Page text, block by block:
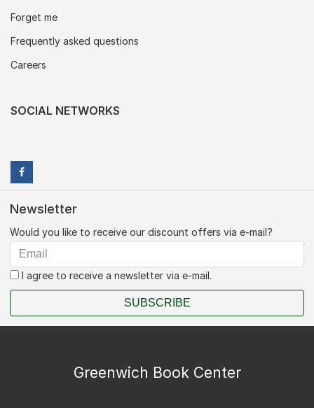
Forget me
Frequently asked questions
Careers
SOCIAL NETWORKS
Newsletter
Would you like to receive our discount offers via e-mail?
I agree to receive a newsletter via e-mail.
SUBSCRIBE
Greenwich Book Center